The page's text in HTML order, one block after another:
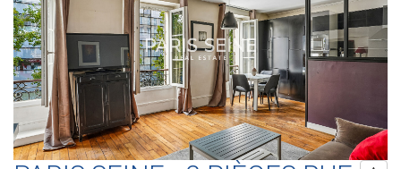
arrondissement : Agence Cherche-Midi - 59 rue du Cherche-Midi -
PARIS 6 Agence Sèvres/Vaneau - 85 rue de Sèvres - PARIS 6
Agence Rennes/Saint-Germain - 83 rue de Rennes - PARIS 6
(ACHAT - VENTE - LOCATION - GESTION - SUCCESSION -
ÉVALUATION OFFERTE SOUS 24 H).